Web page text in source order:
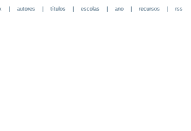
| autores| títulos| escolas| ano| recursos| rss